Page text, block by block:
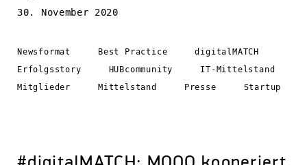
30. November 2020
Newsformat Best Practice
digitalMATCH
Erfolgsstory
HUBcommunity
IT-Mittelstand
Mitglieder
Mittelstand Presse Startup